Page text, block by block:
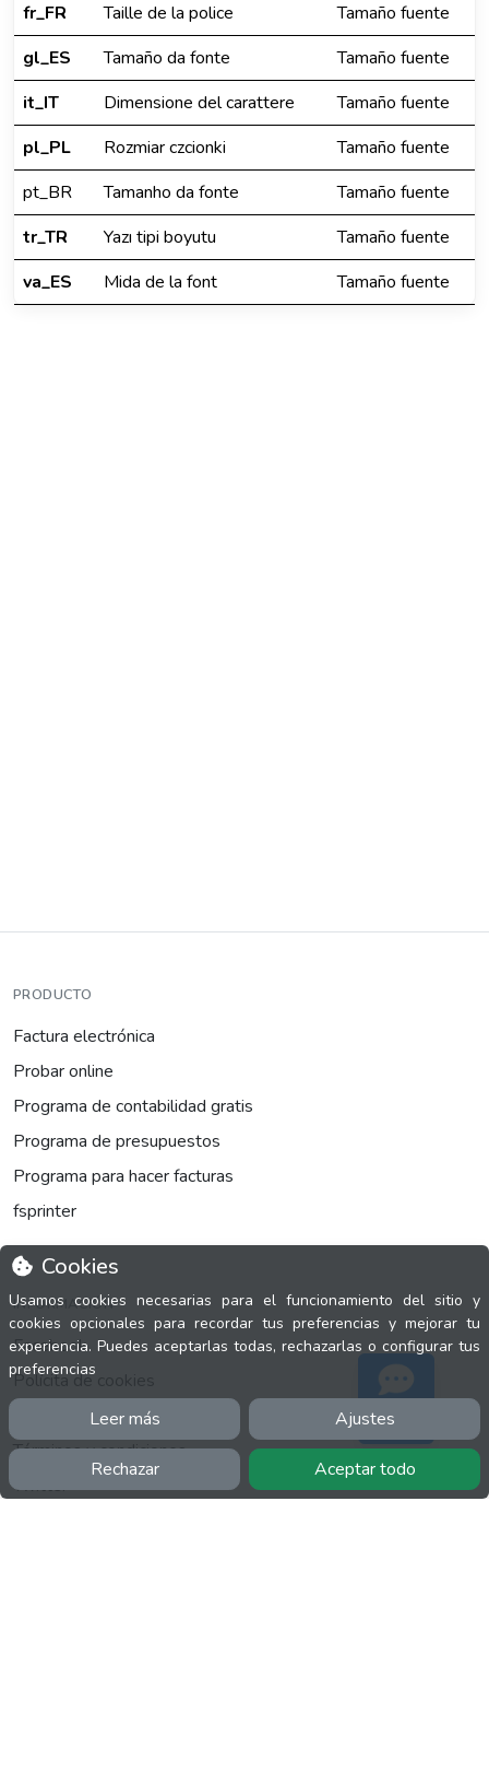
fr_FR
Taille de la police
Tamaño fuente
gl_ES
Tamaño da fonte
Tamaño fuente
it_IT
Dimensione del carattere
Tamaño fuente
pl_PL
Rozmiar czcionki
Tamaño fuente
pt_BR
Tamanho da fonte
Tamaño fuente
tr_TR
Yazı tipi boyutu
Tamaño fuente
va_ES
Mida de la font Tamaño fuente
Cookies
Usamos cookies necesarias para el funcionamiento del sitio y
cookies opcionales para recordar tus preferencias y mejorar tu
experiencia. Puedes aceptarlas todas, rechazarlas o configurar tus
preferencias
Leer más Ajustes
Rechazar Aceptar todo
PRODUCTO
Factura electrónica
Probar online
Programa de contabilidad gratis
Programa de presupuestos
Programa para hacer facturas
fsprinter
INFORMACIÓN
Facebook
Polícita de cookies
Política de privacidad
Términos y condiciones
Twitter
Soporte